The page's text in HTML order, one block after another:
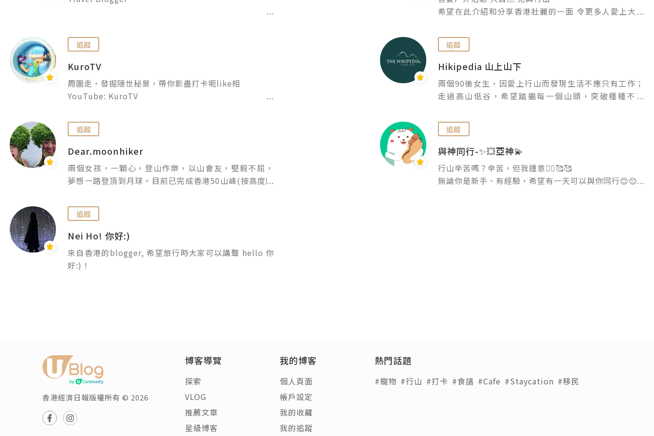
學習做個地球人。分享這次來地球出差遊玩時的心情和
經歷，讓大家看看小妹的快樂宇宙。
希望在此介紹和分享香港壯麗的一面 令更多人愛上大自
除了户外分享 也希望在疫情過後有機會帶大家遊世界各
地
追蹤
KuroTV
周圍走，發掘隱世秘景，帶你影盡打卡呃like相
YouTube: KuroTV
💛𝕋𝕣𝕒𝕧𝕖𝕝 | 💜𝔽𝕒𝕤𝕙𝕚𝕠𝕟 | 🧡𝔽𝕦𝕟
📸捐窿捐罅發掘意想不到打卡位帶你去
追蹤
Hikipedia 山上山下
兩個90後女生，因愛上行山而發現生活不應只有工作；
走過高山低谷，希望踏遍每一個山頭，突破種種不可
火山、4,095米的馬來西亞神山。下一站，將徒步挑戰珠
峰大本營！讓我們來證明，到底兩雙腿能走多遠。
追蹤我們的FB/IG:@thehikipedia
追蹤
Dear.moonhiker
兩個女孩，一顆心，登山作樂，以山會友，堅毅不屈，
夢想一路登頂到月球。目前已完成香港50山峰(按高度順
現正挑戰香港150山峰及更多的海外登山。山上見！
Follow IG/ FB: @dear.moonhiker
追蹤
與神同行-✨💥亞神💫
行山辛苦嗎？辛苦，但我鍾意🤷‍♂️🥰🥰
無論你是新手、有經驗，希望有一天可以與你同行😊😊
追蹤
Nei Ho! 你好:)
來自香港的blogger, 希望旅行時大家可以講聲 hello 你
好:) !
香港經濟日報版權所有 © 2026
博客導覽
探索
VLOG
推薦文章
星級博客
我的博客
個人頁面
帳戶設定
我的收藏
我的追蹤
熱門話題
#寵物 #行山 #打卡 #食譜 #Cafe #Staycation #移民